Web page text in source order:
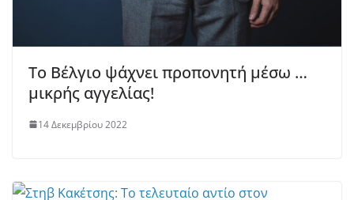
Το Βέλγιο ψάχνει προπονητή μέσω …
μικρής αγγελίας!
14 Δεκεμβρίου 2022